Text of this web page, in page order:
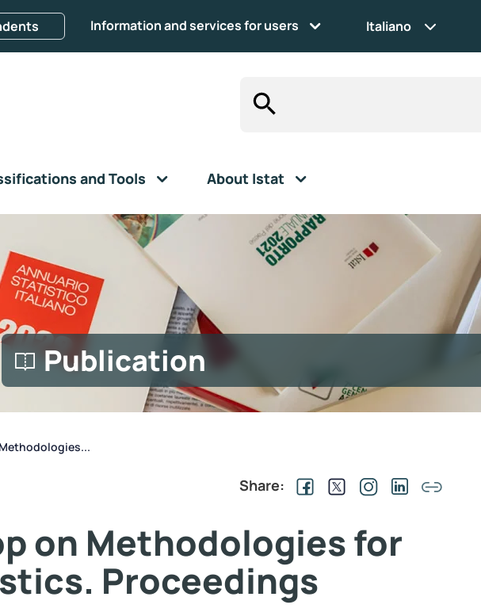
Information and services for users Italiano
and Tools About Istat
Publication
Share:
on Methodologies for
Proceedings